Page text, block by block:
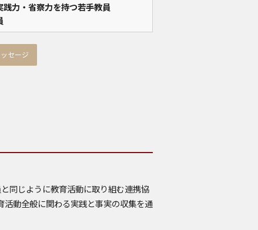
力・省察力を持つ若手教員
セージ
同じように教育活動に取り組む連携協
動全般に関わる実践と事実の収集を通